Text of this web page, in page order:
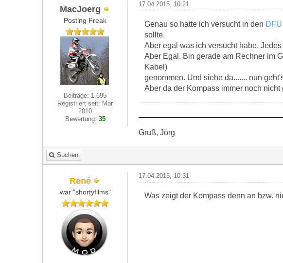
MacJoerg
Posting Freak
Beiträge: 1.695
Registriert seit: Mar
2010
Bewertung: 35
17.04.2015, 10:21
Genau so hatte ich versucht in den
sollte.
Aber egal was ich versucht habe.
Aber Egal. Bin gerade am Rechner im
Kabel)
genommen. Und siehe da....... nun
Aber da der Kompass immer noch
Gruß, Jörg
Suchen
René
war "shortyfilms"
17.04.2015, 10:31
Was zeigt der Kompass denn an bzw.